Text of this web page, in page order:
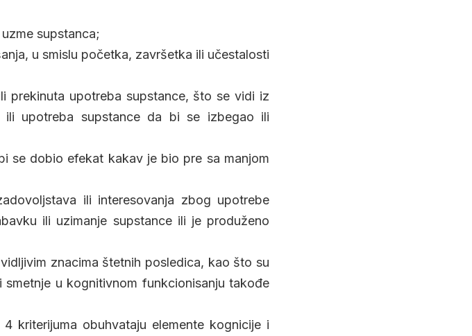
supstanca;
u smislu početka, završetka ili učestalosti
prekinuta upotreba supstance, što se vidi iz
ili upotreba supstance da bi se izbegao ili
se dobio efekat kakav je bio pre sa manjom
ili interesovanja zbog upotrebe
ili uzimanje supstance ili je produženo
znacima štetnih posledica, kao što su
u kognitivnom funkcionisanju takođe
kriterijuma obuhvataju elemente kognicije i